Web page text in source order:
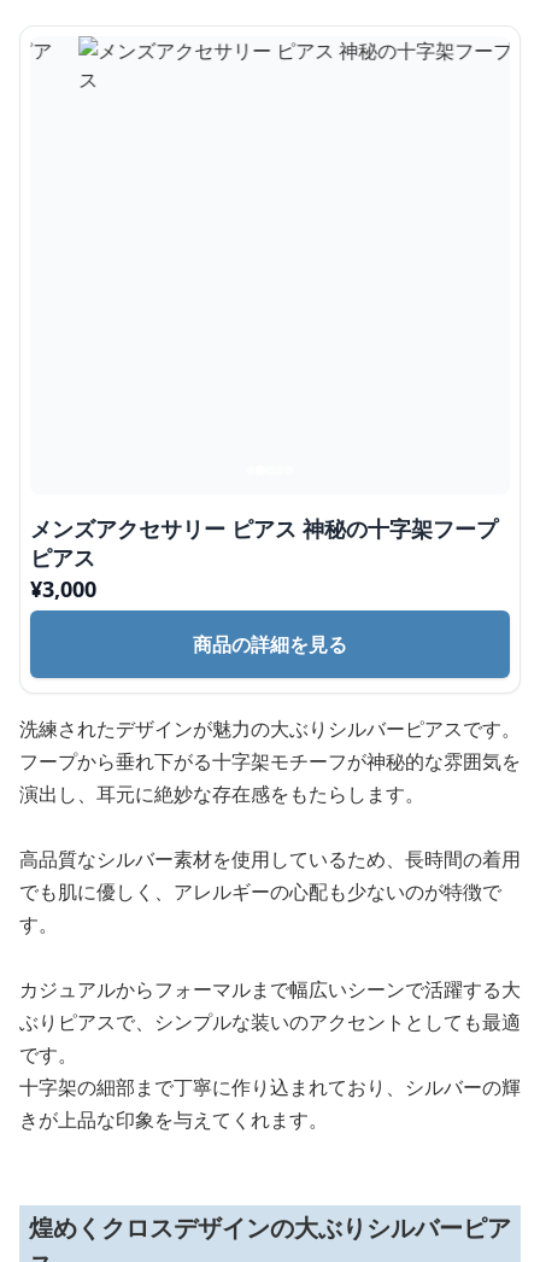
メンズアクセサリー ピアス 神秘の十字架フープ
ピアス
¥3,000
商品の詳細を見る
洗練されたデザインが魅力の大ぶりシルバーピアスです。
フープから垂れ下がる十字架モチーフが神秘的な雰囲気を
演出し、耳元に絶妙な存在感をもたらします。
高品質なシルバー素材を使用しているため、長時間の着用
でも肌に優しく、アレルギーの心配も少ないのが特徴で
す。
カジュアルからフォーマルまで幅広いシーンで活躍する大
ぶりピアスで、シンプルな装いのアクセントとしても最適
です。
十字架の細部まで丁寧に作り込まれており、シルバーの輝
きが上品な印象を与えてくれます。
煌めくクロスデザインの大ぶりシルバーピア